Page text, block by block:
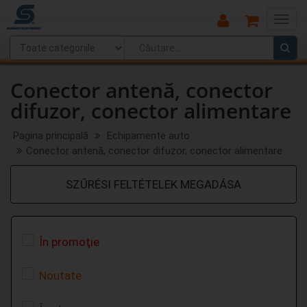
Main
Menu
Conector antenă, conector
difuzor, conector alimentare
Pagina principală
Echipamente auto
Conector antenă, conector difuzor, conector alimentare
SZŰRÉSI FELTÉTELEK MEGADÁSA
În promoţie
Noutate